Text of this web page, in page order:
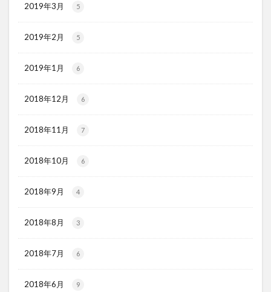
2019年3月 5
2019年2月 5
2019年1月 6
2018年12月 6
2018年11月 7
2018年10月 6
2018年9月 4
2018年8月 3
2018年7月 6
2018年6月 9